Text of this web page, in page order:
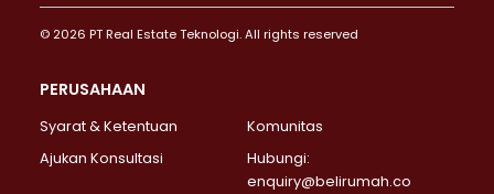
© 2026 PT Real Estate Teknologi. All rights reserved
PERUSAHAAN
Syarat & Ketentuan
Komunitas
Ajukan Konsultasi
Hubungi:
enquiry@belirumah.co